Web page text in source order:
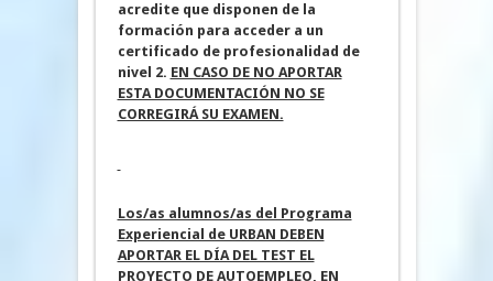
acredite que disponen de la
formación para acceder a un
certificado de profesionalidad de
nivel 2. EN CASO DE NO APORTAR
ESTA DOCUMENTACIÓN NO SE
CORREGIRÁ SU EXAMEN.
Los/as alumnos/as del Programa
Experiencial de URBAN DEBEN
APORTAR EL DÍA DEL TEST EL
PROYECTO DE AUTOEMPLEO, EN